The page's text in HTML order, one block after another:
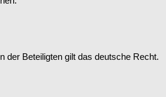
der Beteiligten gilt das deutsche Recht.